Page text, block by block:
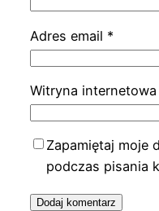
Adres email *
Witryna internetowa
Zapamiętaj moje
podczas pisania